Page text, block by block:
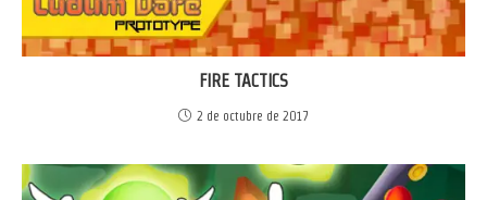
FIRE TACTICS
2 de octubre de 2017